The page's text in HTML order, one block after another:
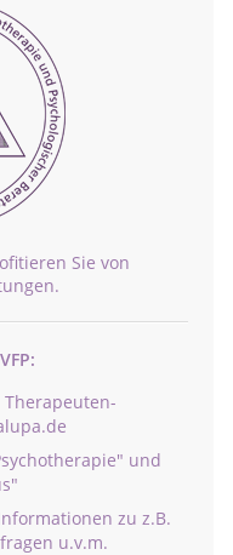
Sie von
und
zu z.B.
u.v.m.